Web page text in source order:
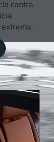
contra